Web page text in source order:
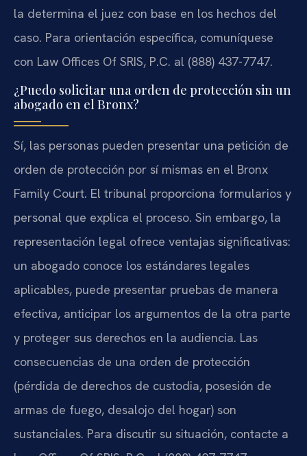
la determina el juez con base en los hechos del
caso. Para orientación específica, comuníquese
con Law Offices Of SRIS, P.C. al (888) 437-7747.
¿Puedo solicitar una orden de protección sin un
abogado en el Bronx?
Sí, las personas pueden presentar una petición de
orden de protección por sí mismas en el Bronx
Family Court. El tribunal proporciona formularios y
personal que explica el proceso. Sin embargo, la
representación legal ofrece ventajas significativas:
un abogado conoce los estándares legales
aplicables, puede presentar pruebas de manera
efectiva, anticipar los argumentos de la otra parte
y proteger sus derechos en la audiencia. Las
consecuencias de una orden de protección
(pérdida de derechos de custodia, posesión de
armas de fuego, desalojo del hogar) son
sustanciales. Para discutir su situación, contacte a